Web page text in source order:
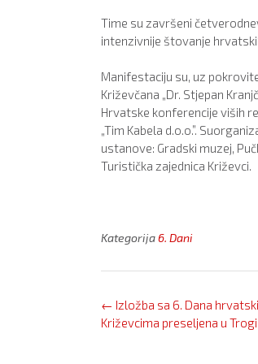
Time su završeni
intenzivnije štovanje
Manifestaciju su, uz
Križevčana „Dr. Stjepan
Hrvatske konferencije viših
„Tim Kabela d.o.o.”.
ustanove: Gradski muzej,
Turistička zajednica Križevci.
Kategorija6. Dani
Post
navigation
← Izložba sa 6. Dana
Križevcima preseljena u